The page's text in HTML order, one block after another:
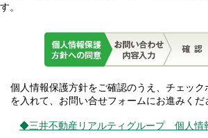
す。
個人情報保護方針をご確認のうえ、チェック
を入れて、お問い合せフォームにお進みくだ
◆三井不動産リアルティグループ 個人情